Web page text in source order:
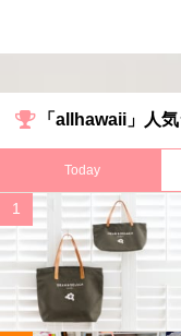
「allhawaii」人
Today